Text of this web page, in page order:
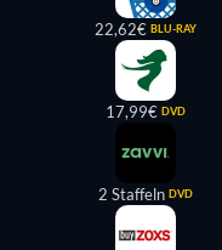
22,62€ BLU-RAY
17,99€ DVD
2 Staffeln DVD